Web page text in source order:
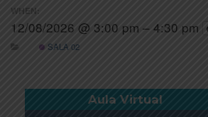
WHEN:
12/08/2026 @ 3:00 pm – 4:30 pm
SALA 02
Aula Virtual